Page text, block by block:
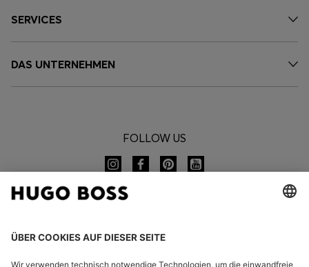
SERVICES
DAS UNTERNEHMEN
FOLLOW US
CHANGE COUNTRY: